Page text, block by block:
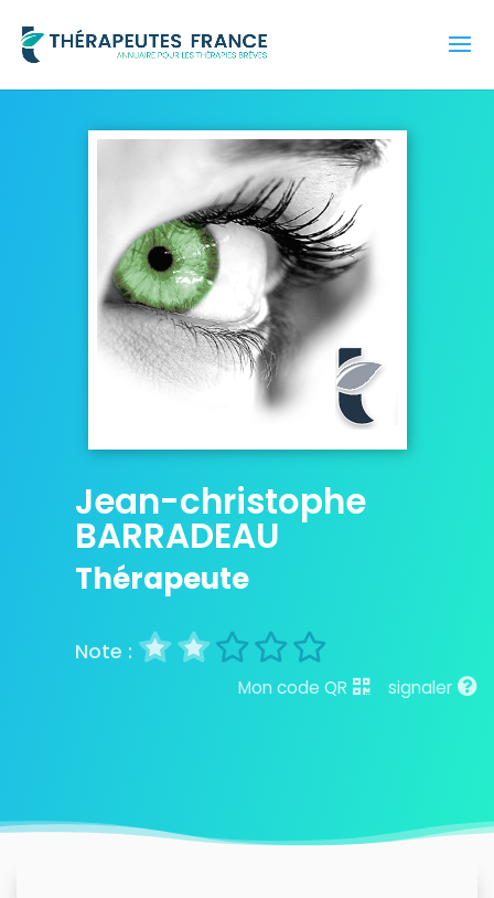
Jean-christophe
BARRADEAU
Thérapeute
signaler
Mon code QR